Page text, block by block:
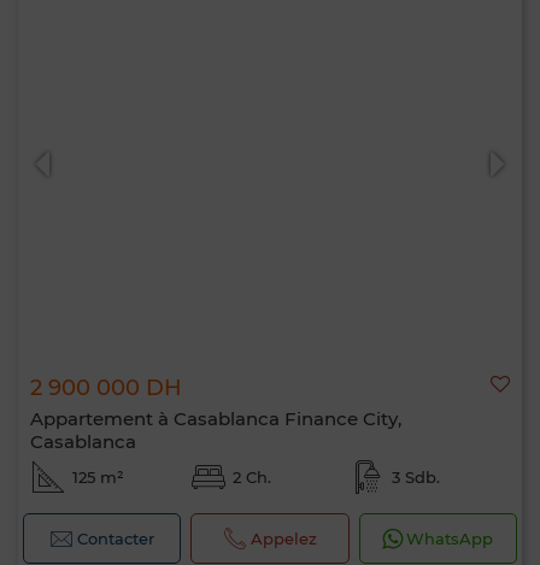
2 900 000 DH
Appartement à Casablanca Finance City,
Casablanca
125 m² 2 Ch. 3 Sdb.
Contacter Appelez WhatsApp